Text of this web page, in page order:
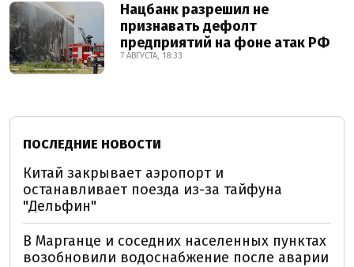
Нацбанк разрешил не
признавать дефолт
предприятий на фоне атак РФ
7 АВГУСТА, 18:33
ПОСЛЕДНИЕ НОВОСТИ
Китай закрывает аэропорт и
останавливает поезда из-за тайфуна
"Дельфин"
В Марганце и соседних населенных пунктах
возобновили водоснабжение после аварии